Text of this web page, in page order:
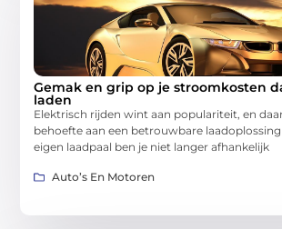
Gemak en grip op je stroomkosten
laden
Elektrisch rijden wint aan populariteit, en
behoefte aan een betrouwbare
eigen laadpaal ben je niet langer afhankelijk
Auto’s En Motoren